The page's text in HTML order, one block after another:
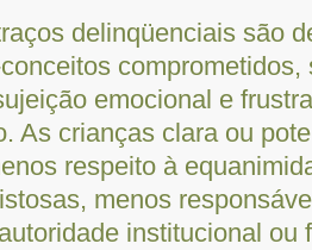
delinqüenciais são
comprometidos,
emocional e
As crianças clara ou
respeito à
menos
institucional ou